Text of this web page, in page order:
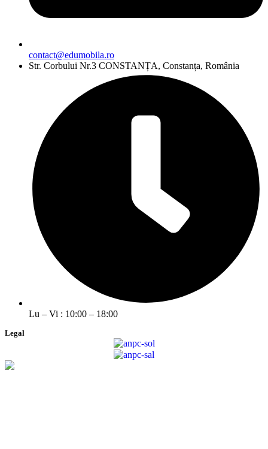
contact@edumobila.ro
Str. Corbului Nr.3 CONSTANȚA, Constanța, România
Lu – Vi : 10:00 – 18:00
Legal